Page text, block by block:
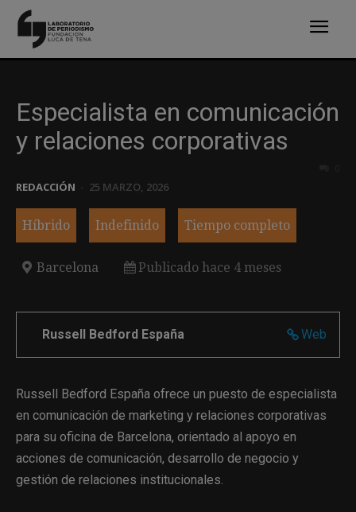
Especialista en comunicación
y relaciones corporativas
REDACCIÓN 25 MARZO, 2026
Híbrido Indefinido Tiempo completo
Barcelona Publicado hace 4 meses
Web
Russell Bedford España
Russell Bedford España ofrece un puesto de especialista
en comunicación de marketing y relaciones corporativas
para su oficina de Barcelona, orientado al apoyo en
acciones de comunicación, desarrollo de negocio y
gestión de relaciones institucionales.